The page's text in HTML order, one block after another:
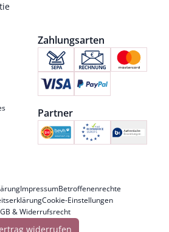
Zahlungsarten
Partner
ImpressumBetroffenenrechte
Cookie-Einstellungen
& Widerrufsrecht
widerrufen